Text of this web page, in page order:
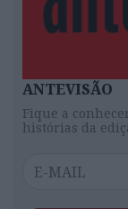
ANTEVISÃO
Fique a
histórias da